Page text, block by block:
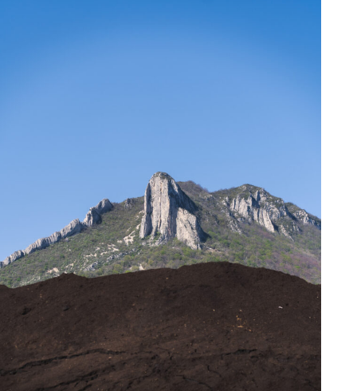
Cette phase permet de recréer les conditions
naturelles de la vie sous terre : les micro-
organismes aérobies (vivant dans la couche
supérieure du sol) vont laisser place aux micro-
organismes anaérobies (vivant en profondeur
dans le sol). Très dynamiques, ces micro-
organismes dégradent les fibres carbonées et
libèrent leurs éléments nutritifs en les
transformant en acides humiques et fulviques
(composants essentiels de l’humus stable). Un
savoir-faire unique patiemment développé par
notre entreprise.